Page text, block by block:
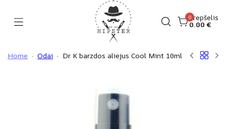
Hipster
0Krepšelis
0.00 €
Home Odai Dr K barzdos aliejus Cool Mint 10ml